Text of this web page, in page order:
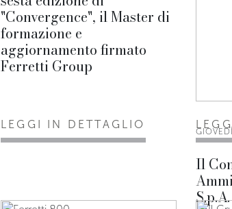
"Convergence", il Master di
formazione e
aggiornamento firmato
Ferretti Group
LEGGI IN DETTAGLIO
Il